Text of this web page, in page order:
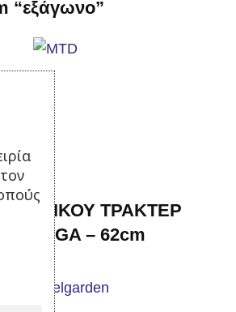
“εξάγωνο”
ΤΡΑΚΤΕΡ
STIGA – 62cm